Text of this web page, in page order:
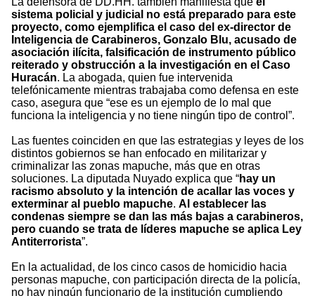
sistema policial y judicial no está preparado para este
proyecto, como ejemplifica el caso del ex-director de
Inteligencia de Carabineros, Gonzalo Blu, acusado de
asociación ilícita, falsificación de instrumento público
reiterado y obstrucción a la investigación en el Caso
Huracán. La abogada, quien fue intervenida
telefónicamente mientras trabajaba como defensa en este
caso, asegura que “ese es un ejemplo de lo mal que
funciona la inteligencia y no tiene ningún tipo de control”.
Las fuentes coinciden en que las estrategias y leyes de los
distintos gobiernos se han enfocado en militarizar y
criminalizar las zonas mapuche, más que en otras
soluciones. La diputada Nuyado explica que “hay un
racismo absoluto y la intención de acallar las voces y
exterminar al pueblo mapuche. Al establecer las
condenas siempre se dan las más bajas a carabineros,
pero cuando se trata de líderes mapuche se aplica Ley
Antiterrorista”.
En la actualidad, de los cinco casos de homicidio hacia
personas mapuche, con participación directa de la policía,
no hay ningún funcionario de la institución cumpliendo